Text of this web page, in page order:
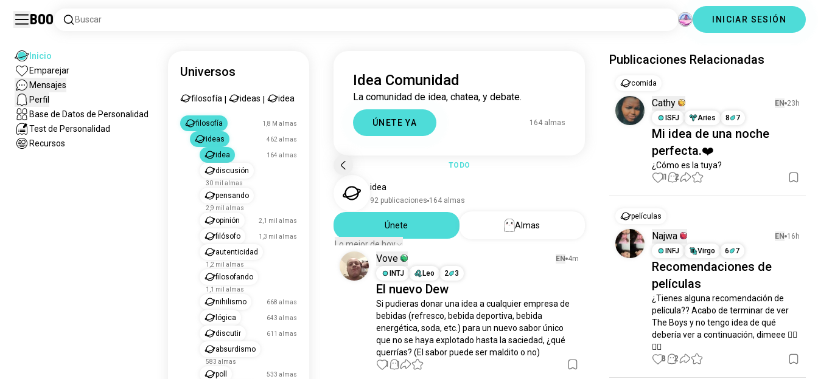
Boo Buscar INICIAR SESIÓN
Inicio
Emparejar
Mensajes
Perfil
Base de Datos de Personalidad
Test de Personalidad
Recursos
Universos
filosofía ideas idea
filosofía 1,8 M almas
ideas 462 almas
idea 164 almas
discusión
30 mil almas
pensando
2,9 mil almas
opinión 2,1 mil almas
filósofo 1,3 mil almas
autenticidad
1,2 mil almas
filosofando
1,1 mil almas
nihilismo 668 almas
lógica 643 almas
discutir 611 almas
absurdismo
583 almas
poll 533 almas
Idea Comunidad
La comunidad de idea, chatea, y debate.
ÚNETE YA 164 almas
TODO
idea
92 publicaciones 164 almas
Únete
Almas
Lo mejor de hoy
Vove EN 4m
INTJ
Leo 2 3
El nuevo Dew
Si pudieras donar una idea a cualquier empresa de
bebidas (refresco, bebida deportiva, bebida
energética, soda, etc.) para un nuevo sabor único
que no se haya explotado hasta la saciedad, ¿qué
querrías? (El sabor puede ser maldito o no)
1 1
Publicaciones Relacionadas
comida
Cathy EN 23h
ISFJ
Aries 8 7
Mi idea de una noche
perfecta.❤️
¿Cómo es la tuya?
11 2
películas
Najwa EN 16h
INFJ
Virgo 6 7
Recomendaciones de
películas
¿Tienes alguna recomendación de
película?? Acabo de terminar de ver
The Boys y no tengo idea de qué
debería ver a continuación, dimeee ✌🏿
✌🏿
8 2